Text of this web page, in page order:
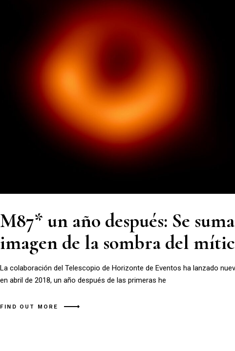
M87* un año después: Se
imagen de la sombra del
La colaboración del Telescopio de Horizonte de Eventos ha lanzado
en abril de 2018, un año después de las primeras he
FIND OUT MORE